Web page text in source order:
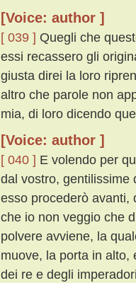
[Voice: author ]
[ 039 ] Quegli che
essi recassero gli
giusta direi la loro
altro che parole non
mia, di loro dicendo
[Voice: author ]
[ 040 ] E volendo per
dal vostro, gentilissime
esso procederò avanti,
che io non veggio che
polvere avviene, la
muove, la porta in alto,
dei re e degli